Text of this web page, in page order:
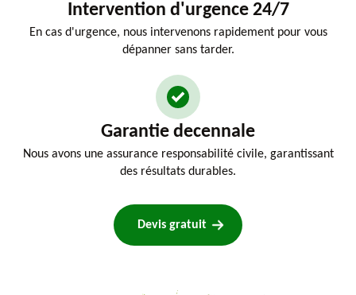
Intervention d'urgence 24/7
En cas d'urgence, nous intervenons rapidement pour vous
dépanner sans tarder.
Garantie decennale
Nous avons une assurance responsabilité civile, garantissant
des résultats durables.
Devis gratuit